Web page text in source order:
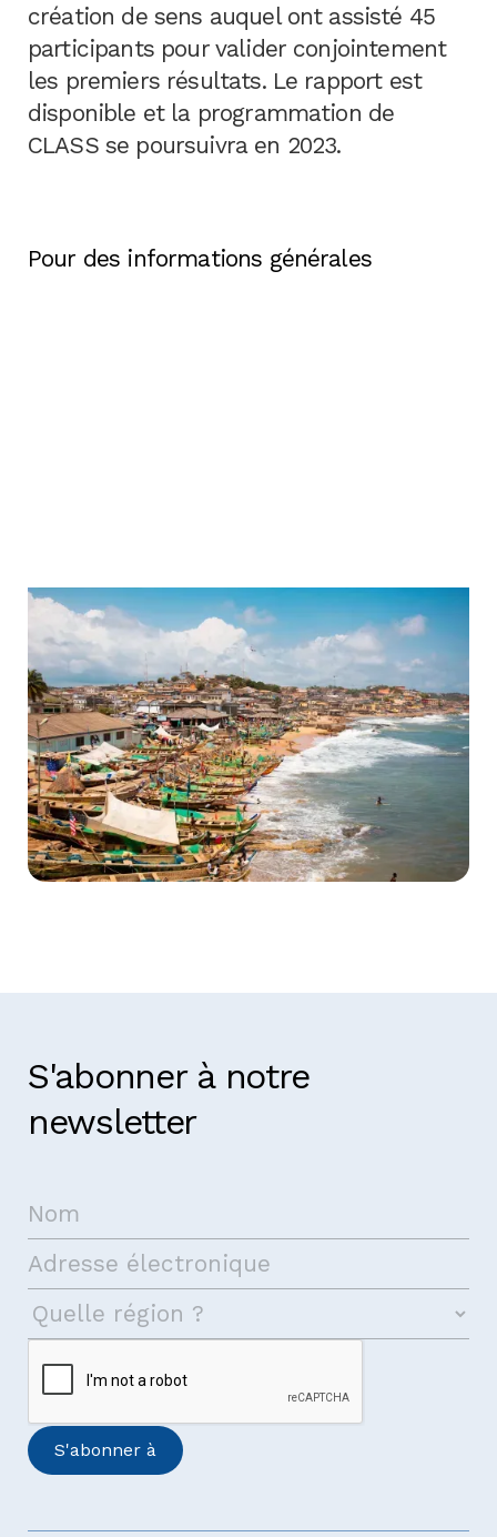
création de sens auquel ont assisté 45
participants pour valider conjointement
les premiers résultats. Le rapport est
disponible et la programmation de
CLASS se poursuivra en 2023.
Pour des informations générales
Prenez contact avec nous
S'abonner à notre
newsletter